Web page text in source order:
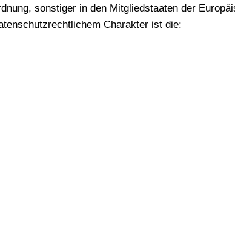
sonstiger in den Mitgliedstaaten der
Charakter ist die: